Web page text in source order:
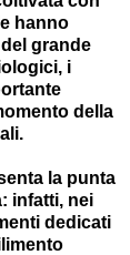
hanno
grande
i
della
la punta
infatti, nei
dedicati